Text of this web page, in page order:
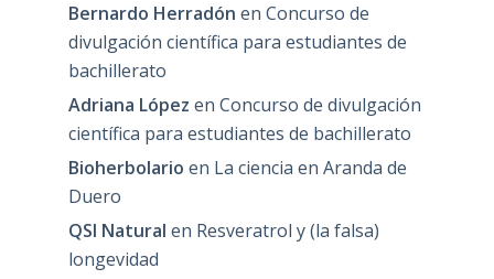
Bernardo Herradón en Concurso de
divulgación científica para estudiantes de
bachillerato
Adriana López en Concurso de divulgación
científica para estudiantes de bachillerato
Bioherbolario en La ciencia en Aranda de
Duero
QSI Natural en Resveratrol y (la falsa)
longevidad